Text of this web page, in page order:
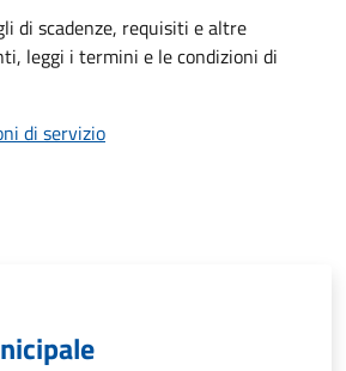
di scadenze, requisiti e altre
leggi i termini e le condizioni di
di servizio